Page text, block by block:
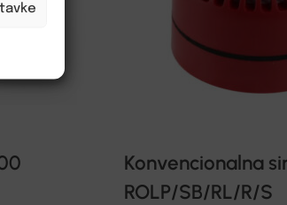
Konvencionalna
ROLP/SB/RL/R/S